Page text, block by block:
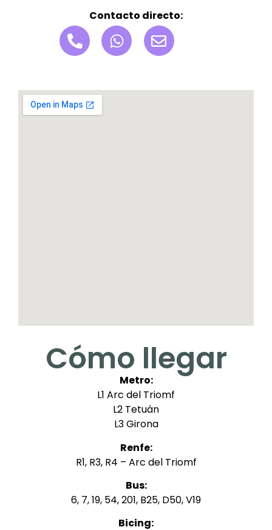
Contacto directo:
Cómo llegar
Metro:
L1 Arc del Triomf
L2 Tetuán
L3 Girona
Renfe:
R1, R3, R4 – Arc del Triomf
Bus:
6, 7, 19, 54, 201, B25, D50, V19
Bicing: